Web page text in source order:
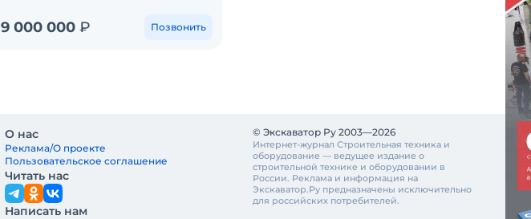
9 000 000 ₽ Позвонить 14
О нас
Реклама/О проекте
Пользовательское соглашение
Читать нас
Написать нам
© Экскаватор Ру 2003—2026
Интернет-журнал Строительная техника и
оборудование — ведущее издание о
строительной технике и оборудовании в
России. Реклама и информация на
Экскаватор.Ру предназначены исключительно
для российских потребителей.